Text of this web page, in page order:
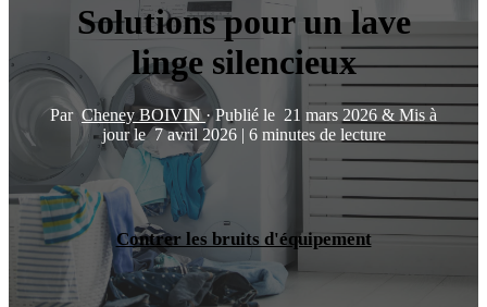
Solutions pour un lave
linge silencieux
Par Cheney BOIVIN · Publié le 21 mars 2026 & Mis à
jour le7 avril 2026 | 6 minutes de lecture
Contrer les bruits d'équipement